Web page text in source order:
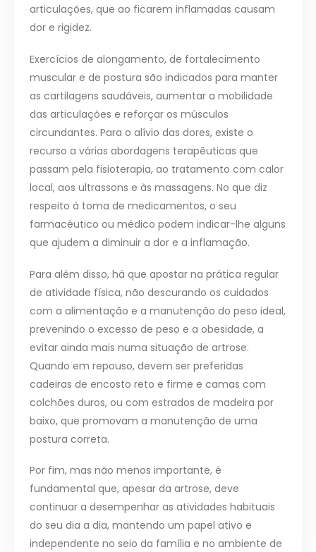
articulações, que ao ficarem inflamadas causam
dor e rigidez.
Exercícios de alongamento, de fortalecimento
muscular e de postura são indicados para manter
as cartilagens saudáveis, aumentar a mobilidade
das articulações e reforçar os músculos
circundantes. Para o alívio das dores, existe o
recurso a várias abordagens terapêuticas que
passam pela fisioterapia, ao tratamento com calor
local, aos ultrassons e às massagens. No que diz
respeito à toma de medicamentos, o seu
farmacêutico ou médico podem indicar-lhe alguns
que ajudem a diminuir a dor e a inflamação.
Para além disso, há que apostar na prática regular
de atividade física, não descurando os cuidados
com a alimentação e a manutenção do peso ideal,
prevenindo o excesso de peso e a obesidade, a
evitar ainda mais numa situação de artrose.
Quando em repouso, devem ser preferidas
cadeiras de encosto reto e firme e camas com
colchões duros, ou com estrados de madeira por
baixo, que promovam a manutenção de uma
postura correta.
Por fim, mas não menos importante, é
fundamental que, apesar da artrose, deve
continuar a desempenhar as atividades habituais
do seu dia a dia, mantendo um papel ativo e
independente no seio da família e no ambiente de